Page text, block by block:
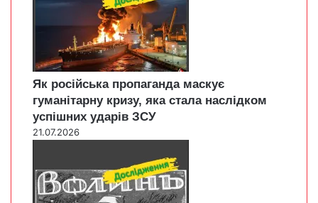
Як російська пропаганда маскує
гуманітарну кризу, яка стала наслідком
успішних ударів ЗСУ
21.07.2026